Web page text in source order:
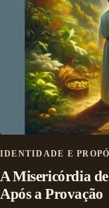
IDENTIDADE E
A Misericórdia
Após a Provação